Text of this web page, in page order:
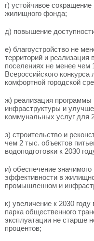
г) устойчивое
жилищного фонда;
д) повышение
е) благоустройство не
территорий и реализация
поселениях не менее чем
Всероссийского
комфортной городской
ж) реализация
инфраструктуры и
коммунальных услуг для
з) строительство и
чем 2 тыс. объектов
водоподготовки к 2030
и) обеспечение
эффективности в
промышленном и
к) увеличение к 2030
парка общественного
эксплуатации не старше
процентов;